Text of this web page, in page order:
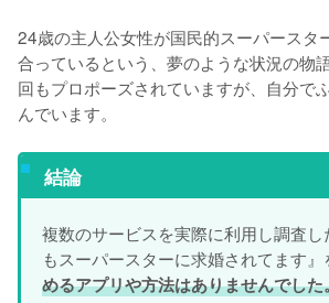
24歳の主人公女性が国民的スーパースタ
合っているという、夢のような状況の物
回もプロポーズされていますが、自分で
んでいます。
結論
複数のサービスを実際に利用し調査し
もスーパースターに求婚されてます』
めるアプリや方法はありませんでした